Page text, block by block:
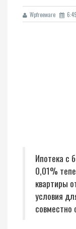
Wpfreeware
Ипотека с
0,01%
квартиры
условия